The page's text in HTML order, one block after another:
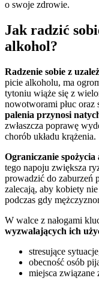
o swoje zdrowie.
Jak radzić
alkohol?
Radzenie sobie z
picie alkoholu, ma
tytoniu wiąże się z
nowotworami płuc oraz
palenia przynosi
zwłaszcza poprawę
chorób układu krążenia.
Ograniczanie spożycia
tego napoju zwiększa
prowadzić do zaburzeń
zalecają, aby kobiety
podczas gdy
W walce z nałogami
wyzwalających ich
stresujące
obecność osób
miejsca związane